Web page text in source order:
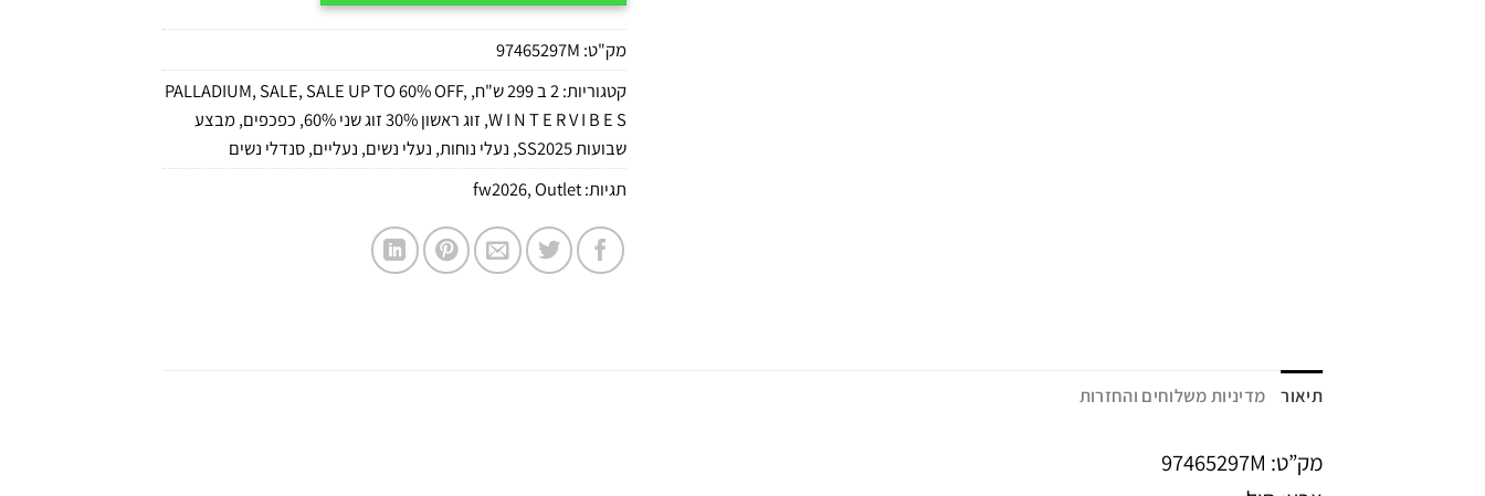
מק"ט: 97465297M
קטגוריות:2 ב 299 ש"ח ,
PALLADIUM, SALE, SALE UP TO 60% OFF,
W I N T E R V I B E S
, זוג ראשון 30% זוג שני 60% , כפכפים,מבצע
שבועות SS2025
, נעלי נוחות, נעלי נשים, נעליים,סנדלי נשים
תגיות:
fw2026,Outlet
תיאור מדיניות משלוחים והחזרות
מק”ט: 97465297M